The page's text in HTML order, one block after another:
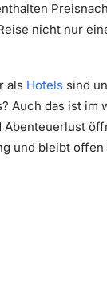
nicht nur
als Hotels sind
? Auch das ist im
und bleibt